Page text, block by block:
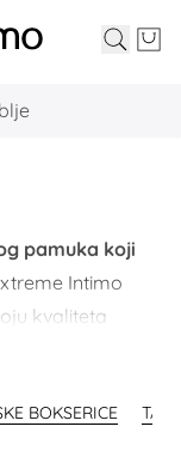
Cart
pamuka koji
Intimo
kvaliteta
već danas!
BOKSERICE